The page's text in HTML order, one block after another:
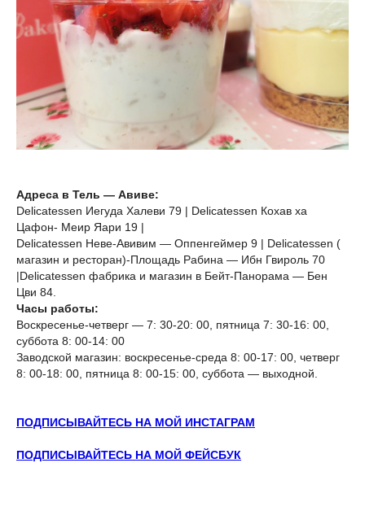
Адреса в Тель — Авиве:
Delicatessen Иегуда Халеви 79 | Delicatessen Кохав ха
Цафон- Меир Яари 19 |
Delicatessen Неве-Авивим — Оппенгеймер 9 | Delicatessen (
магазин и ресторан)-Площадь Рабина — Ибн Гвироль 70
|Delicatessen фабрика и магазин в Бейт-Панорама — Бен
Цви 84.
Часы работы:
Воскресенье-четверг — 7: 30-20: 00, пятница 7: 30-16: 00,
суббота 8: 00-14: 00
Заводской магазин: воскресенье-среда 8: 00-17: 00, четверг
8: 00-18: 00, пятница 8: 00-15: 00, суббота — выходной.
ПОДПИСЫВАЙТЕСЬ НА МОЙ ИНСТАГРАМ
ПОДПИСЫВАЙТЕСЬ НА МОЙ ФЕЙСБУК